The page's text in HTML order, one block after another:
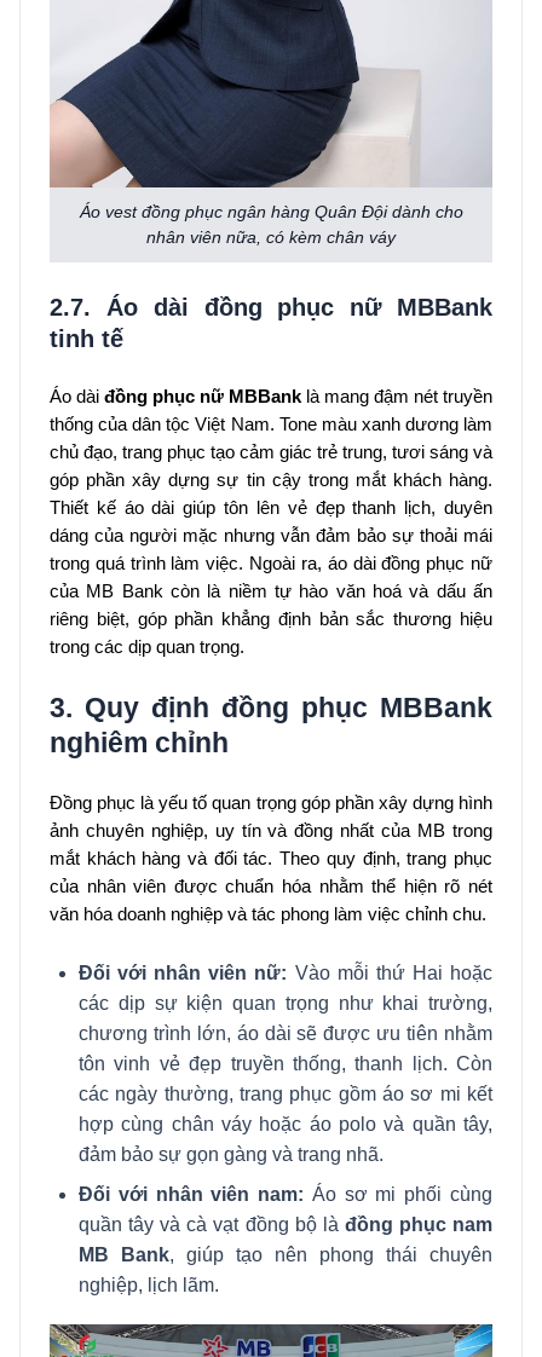
Áo vest đồng phục ngân hàng Quân Đội dành cho
nhân viên nữa, có kèm chân váy
2.7. Áo dài đồng phục nữ MBBank
tinh tế
Áo dài đồng phục nữ MBBanklà mang đậm nét truyền
thống của dân tộc Việt Nam. Tone màu xanh dương làm
chủ đạo, trang phục tạo cảm giác trẻ trung, tươi sáng và
góp phần xây dựng sự tin cậy trong mắt khách hàng.
Thiết kế áo dài giúp tôn lên vẻ đẹp thanh lịch, duyên
dáng của người mặc nhưng vẫn đảm bảo sự thoải mái
trong quá trình làm việc. Ngoài ra, áo dài đồng phục nữ
của MB Bank còn là niềm tự hào văn hoá và dấu ấn
riêng biệt, góp phần khẳng định bản sắc thương hiệu
trong các dịp quan trọng.
3. Quy định đồng phục MBBank
nghiêm chỉnh
Đồng phục là yếu tố quan trọng góp phần xây dựng hình
ảnh chuyên nghiệp, uy tín và đồng nhất của MB trong
mắt khách hàng và đối tác. Theo quy định, trang phục
của nhân viên được chuẩn hóa nhằm thể hiện rõ nét
văn hóa doanh nghiệp và tác phong làm việc chỉnh chu.
Đối với nhân viên nữ: Vào mỗi thứ Hai hoặc
các dịp sự kiện quan trọng như khai trường,
chương trình lớn, áo dài sẽ được ưu tiên nhằm
tôn vinh vẻ đẹp truyền thống, thanh lịch. Còn
các ngày thường, trang phục gồm áo sơ mi kết
hợp cùng chân váy hoặc áo polo và quần tây,
đảm bảo sự gọn gàng và trang nhã.
Đối với nhân viên nam: Áo sơ mi phối cùng
quần tây và cà vạt đồng bộ là đồng phục nam
MB Bank, giúp tạo nên phong thái chuyên
nghiệp, lịch lãm.